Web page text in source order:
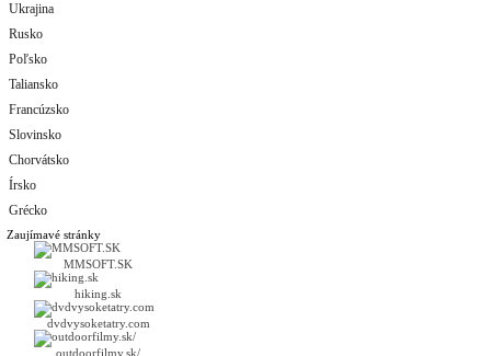
Ukrajina
Rusko
Poľsko
Taliansko
Francúzsko
Slovinsko
Chorvátsko
Írsko
Grécko
Zaujímavé stránky
MMSOFT.SK
hiking.sk
dvdvysoketatry.com
outdoorfilmy.sk/